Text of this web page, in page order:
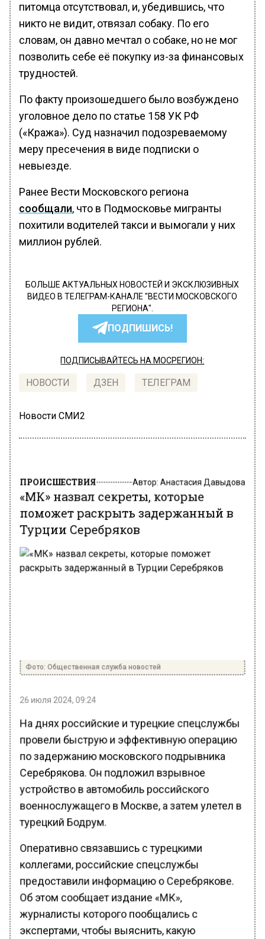
питомца отсутствовал, и, убедившись, что
никто не видит, отвязал собаку. По его
словам, он давно мечтал о собаке, но не мог
позволить себе её покупку из-за финансовых
трудностей.
По факту произошедшего было возбуждено
уголовное дело по статье 158 УК РФ
(«Кража»). Суд назначил подозреваемому
меру пресечения в виде подписки о
невыезде.
Ранее Вести Московского региона
сообщали, что в Подмосковье мигранты
похитили водителей такси и вымогали у них
миллион рублей.
БОЛЬШЕ АКТУАЛЬНЫХ НОВОСТЕЙ И ЭКСКЛЮЗИВНЫХ
ВИДЕО В ТЕЛЕГРАМ-КАНАЛЕ "ВЕСТИ МОСКОВСКОГО
РЕГИОНА".
ПОДПИШИСЬ!
ПОДПИСЫВАЙТЕСЬ НА МОСРЕГИОН:
НОВОСТИ ДЗЕН ТЕЛЕГРАМ
Новости СМИ2
ПРОИСШЕСТВИЯ Автор: Анастасия Давыдова
«МК» назвал секреты, которые
поможет раскрыть задержанный в
Турции Серебряков
Фото: Общественная служба новостей
26 июля 2024, 09:24
На днях российские и турецкие спецслужбы
провели быструю и эффективную операцию
по задержанию московского подрывника
Серебрякова. Он подложил взрывное
устройство в автомобиль российского
военнослужащего в Москве, а затем улетел в
турецкий Бодрум.
Оперативно связавшись с турецкими
коллегами, российские спецслужбы
предоставили информацию о Серебрякове.
Об этом сообщает издание «МК»,
журналисты которого пообщались с
экспертами, чтобы выяснить, какую